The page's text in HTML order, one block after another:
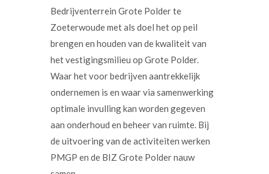
Bedrijventerrein Grote Polder te
Zoeterwoude met als doel het op peil
brengen en houden van de kwaliteit van
het vestigingsmilieu op Grote Polder.
Waar het voor bedrijven aantrekkelijk
ondernemen is en waar via samenwerking
optimale invulling kan worden gegeven
aan onderhoud en beheer van ruimte. Bij
de uitvoering van de activiteiten werken
PMGP en de BIZ Grote Polder nauw